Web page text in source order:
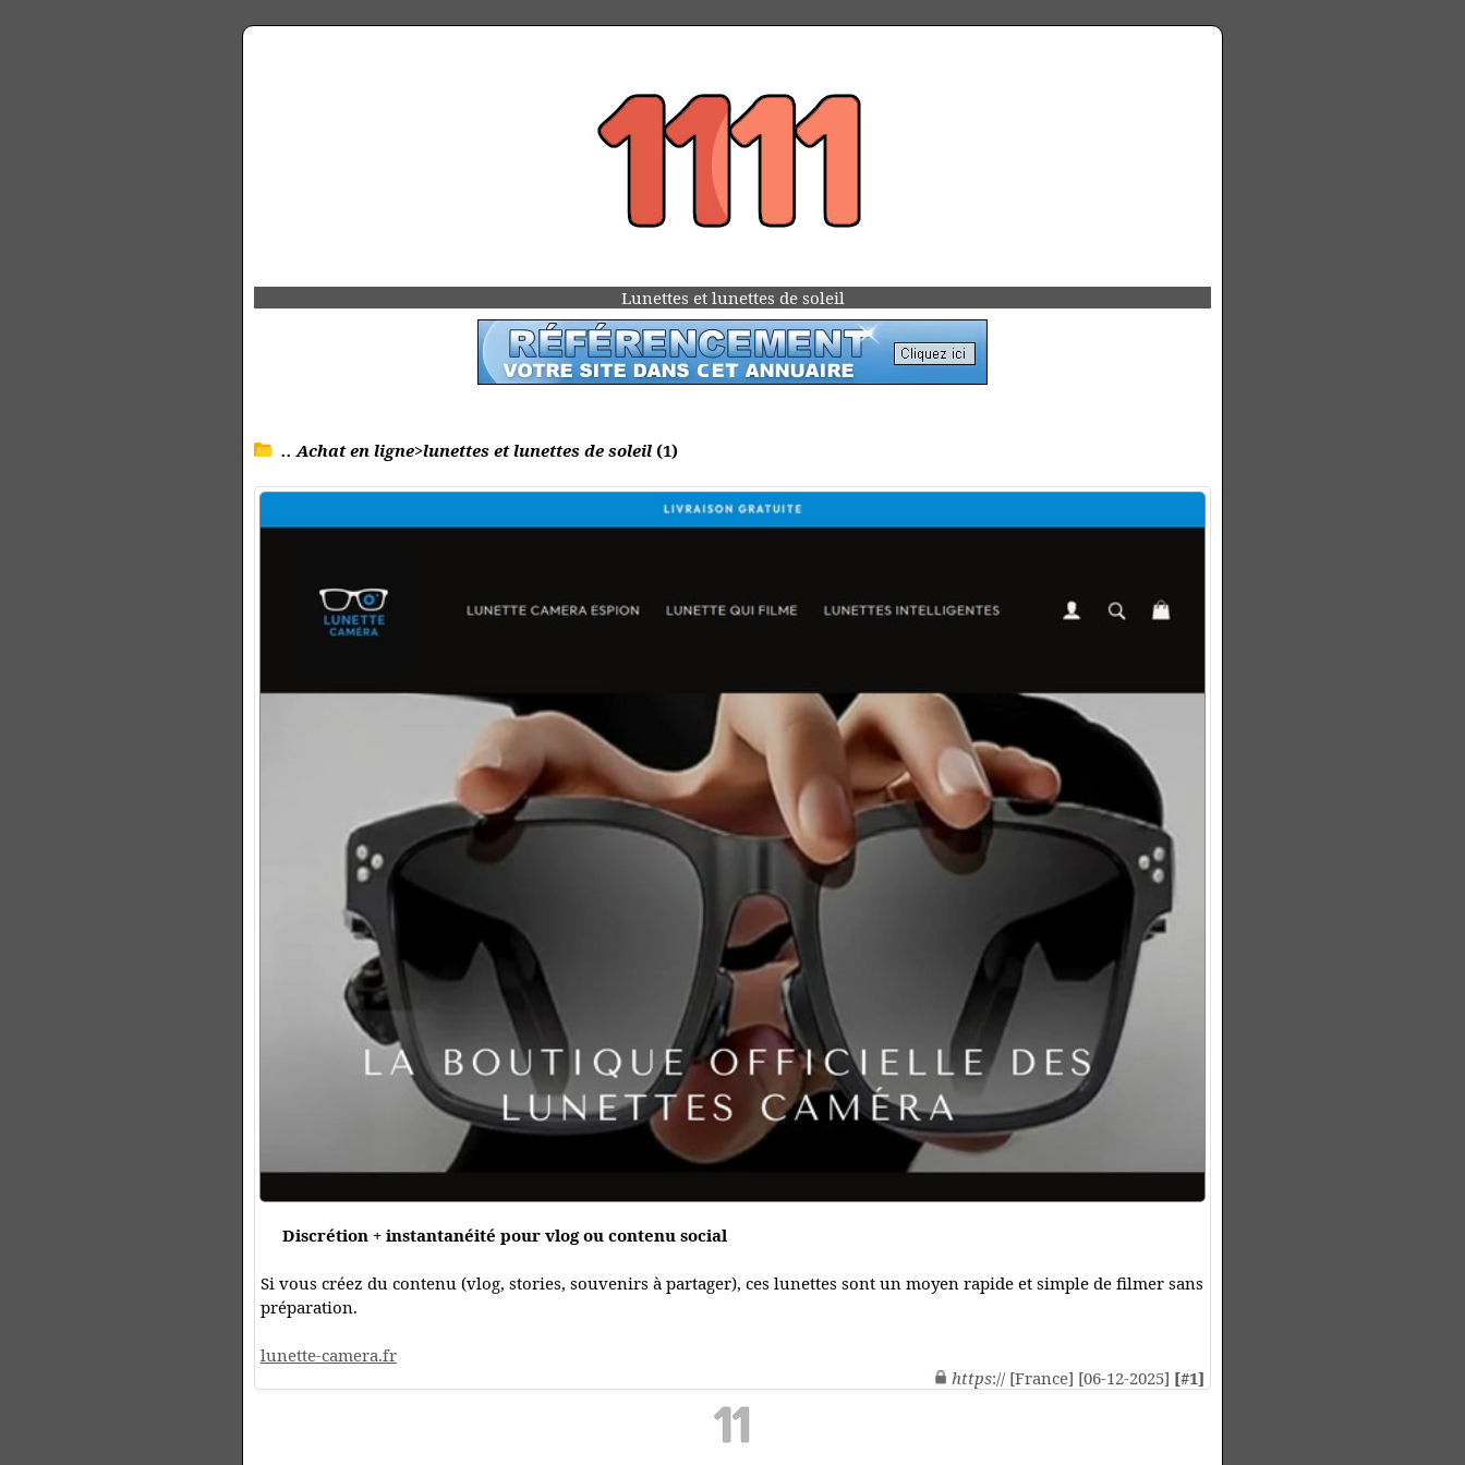
Lunettes et lunettes de soleil
.. Achat en ligne>lunettes et lunettes de soleil (1)
Discrétion + instantanéité pour vlog ou contenu social
Si vous créez du contenu (vlog, stories, souvenirs à partager), ces lunettes sont un moyen rapide et simple de filmer sans
préparation.
lunette-camera.fr
https:// [France] [06-12-2025] [#1]